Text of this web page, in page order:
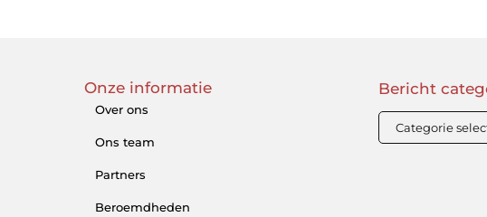
Onze informatie
Over ons
Ons team
Partners
Beroemdheden
Bericht